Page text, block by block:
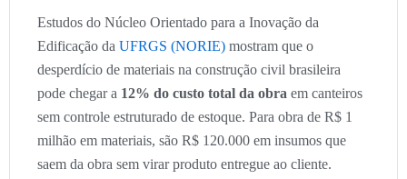
Estudos do Núcleo Orientado para a Inovação da
Edificação da UFRGS (NORIE) mostram que o
desperdício de materiais na construção civil brasileira
pode chegar a 12% do custo total da obra em canteiros
sem controle estruturado de estoque. Para obra de R$ 1
milhão em materiais, são R$ 120.000 em insumos que
saem da obra sem virar produto entregue ao cliente.